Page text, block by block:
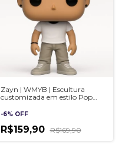
Zayn | WMYB | Escultura
customizada em estilo Pop
-6% OFF
R$159,90 R$169,90